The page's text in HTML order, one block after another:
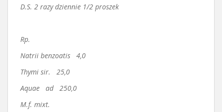
D.S. 2 razy dziennie 1/2 proszek
Rp.
Natrii benzoatis 4,0
Thymi sir. 25,0
Aquae ad 250,0
M.f. mixt.